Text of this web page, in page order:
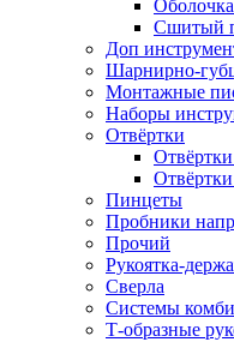
Сшитый
Доп
Шарнирно-
Монтажные
Наборы
Отвёртки
Пинцеты
Пробники
Прочий
Рукоятка-
Сверла
Системы
Т-образные